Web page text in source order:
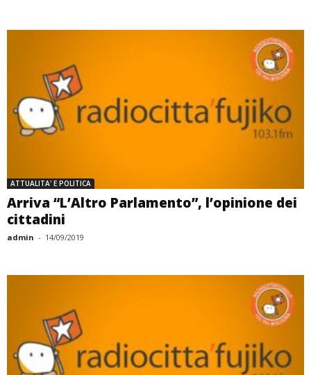
ATTUALITA' E POLITICA
Arriva “L’Altro Parlamento”, l’opinione dei
cittadini
admin - 14/09/2019